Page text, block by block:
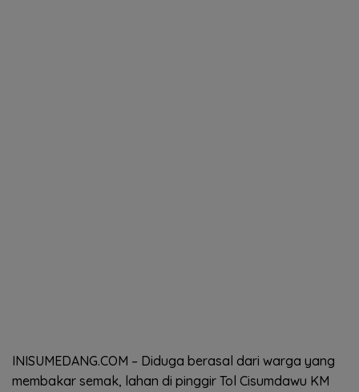
INISUMEDANG.COM – Diduga berasal dari warga yang
membakar semak, lahan di pinggir Tol Cisumdawu KM